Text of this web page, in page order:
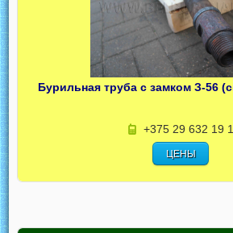
Бурильная труба с замком З-56
+375 29 632 19
ЦЕНЫ